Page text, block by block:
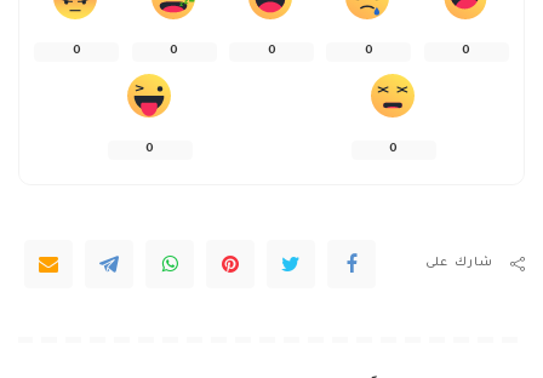
0
0
0
0
0
0
0
شارك على